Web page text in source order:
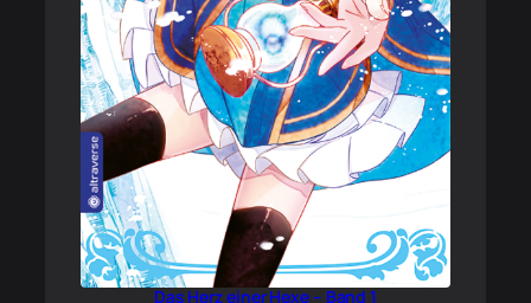
Das Herz einer Hexe – Band 1